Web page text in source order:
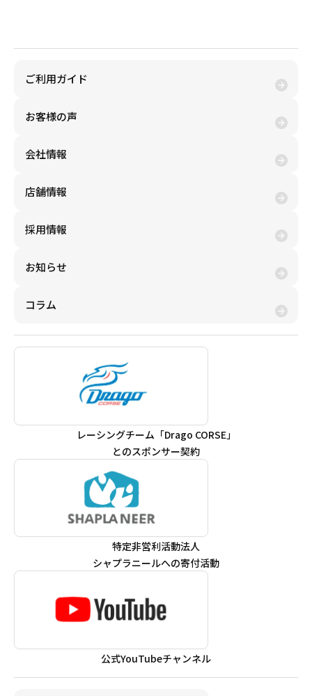
ご利用ガイド
お客様の声
会社情報
店舗情報
採用情報
お知らせ
コラム
レーシングチーム「Drago CORSE」
とのスポンサー契約
特定非営利活動法人
シャプラニールへの寄付活動
公式YouTubeチャンネル